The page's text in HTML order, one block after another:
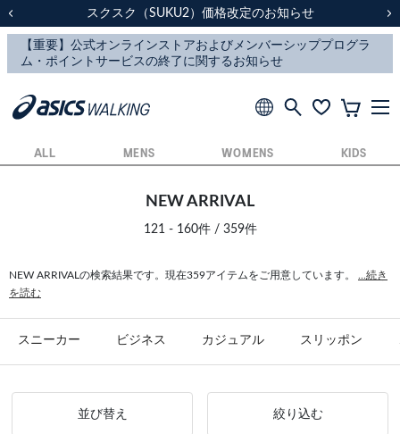
スクスク（SUKU2）価格改定のお知らせ
配送に関するお知らせ
スクスク（SUKU2）価格改定のお知らせ
配送に関するお知らせ
ALL MENS WOMENS KIDS
NEW ARRIVAL
121 - 160件 / 359件
NEW ARRIVALの検索結果です。現在359アイテムをご用意しています。
...続き
を読む
スニーカー ビジネス カジュアル スリッポン
並び替え 絞り込む